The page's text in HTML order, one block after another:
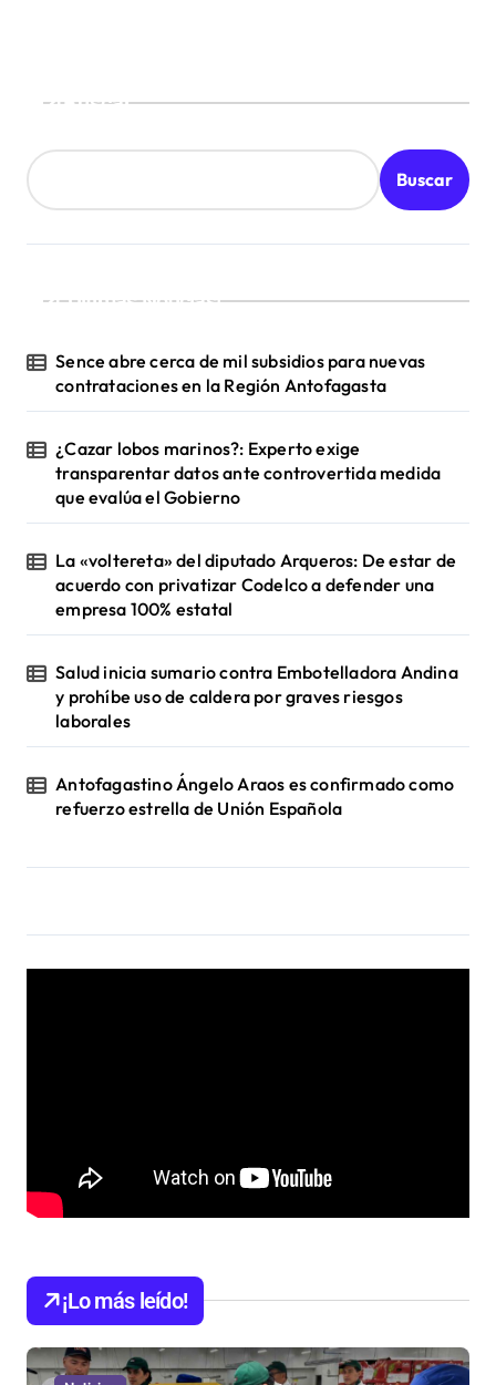
Buscar
Buscar
¡Ultimas Noticias!
Sence abre cerca de mil subsidios para nuevas
contrataciones en la Región Antofagasta
¿Cazar lobos marinos?: Experto exige
transparentar datos ante controvertida medida
que evalúa el Gobierno
La «voltereta» del diputado Arqueros: De estar de
acuerdo con privatizar Codelco a defender una
empresa 100% estatal
Salud inicia sumario contra Embotelladora Andina
y prohíbe uso de caldera por graves riesgos
laborales
Antofagastino Ángelo Araos es confirmado como
refuerzo estrella de Unión Española
¡Lo más leído!